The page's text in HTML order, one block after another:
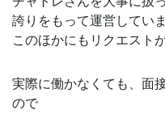
誇りをもって運営してい
このほかにもリクエスト
実際に働かなくても、面
ので